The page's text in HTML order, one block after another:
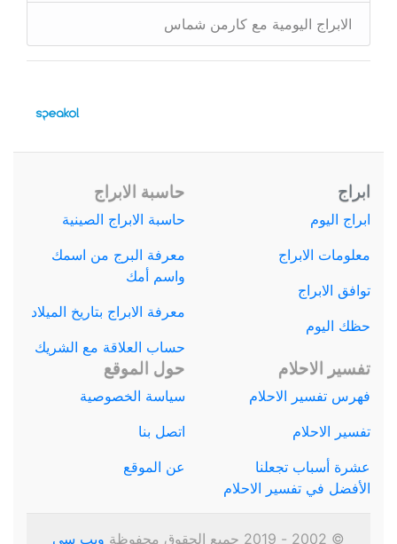
الابراج اليومية مع كارمن شماس
ابراج
ابراج اليوم
معلومات الابراج
توافق الابراج
حظك اليوم
حاسبة الابراج
حاسبة الابراج الصينية
معرفة البرج من اسمك
واسم أمك
معرفة الابراج بتاريخ الميلاد
حساب العلاقة مع الشريك
تفسير الاحلام
فهرس تفسير الاحلام
تفسير الاحلام
عشرة أسباب تجعلنا
الأفضل في تفسير الاحلام
حول الموقع
سياسة الخصوصية
اتصل بنا
عن الموقع
© 2002 - 2019 جميع الحقوق محفوظة ويب سي